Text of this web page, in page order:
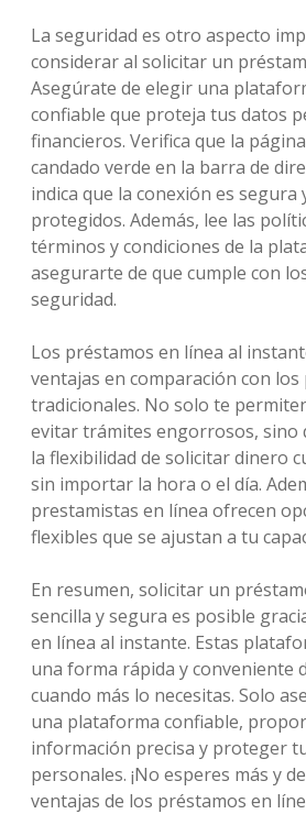
La seguridad es otro aspecto
considerar al solicitar un
Asegúrate de elegir una
confiable que proteja tus datos
financieros. Verifica que la
candado verde en la barra de
indica que la conexión es
protegidos. Además, lee las
términos y condiciones de la
asegurarte de que cumple con
seguridad.
Los préstamos en línea al
ventajas en comparación con
tradicionales. No solo te
evitar trámites engorrosos, sino
la flexibilidad de solicitar dinero
sin importar la hora o el día.
prestamistas en línea ofrecen
flexibles que se ajustan a tu
En resumen, solicitar un
sencilla y segura es posible
en línea al instante. Estas
una forma rápida y conveniente
cuando más lo necesitas. Solo
una plataforma confiable,
información precisa y proteger
personales. ¡No esperes más y
ventajas de los préstamos en